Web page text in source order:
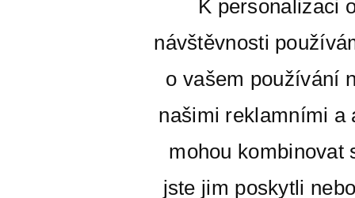
K personalizaci
návštěvnosti
o vašem používání
našimi reklamními a
mohou kombinovat
jste jim poskytli